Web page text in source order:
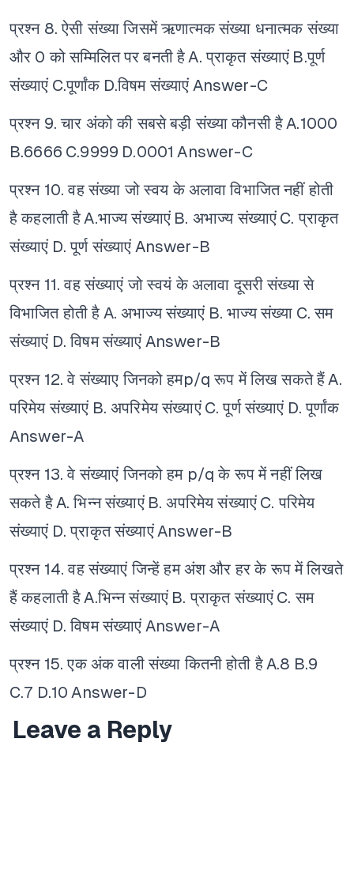
प्रश्न 8. ऐसी संख्या जिसमें ऋणात्मक संख्या धनात्मक संख्या
और 0 को सम्मिलित पर बनती है A. प्राकृत संख्याएं B.पूर्ण
संख्याएं C.पूर्णांक D.विषम संख्याएं Answer-C
प्रश्न 9. चार अंको की सबसे बड़ी संख्या कौनसी है A.1000
B.6666 C.9999 D.0001 Answer-C
प्रश्न 10. वह संख्या जो स्वय के अलावा विभाजित नहीं होती
है कहलाती है A.भाज्य संख्याएं B. अभाज्य संख्याएं C. प्राकृत
संख्याएं D. पूर्ण संख्याएं Answer-B
प्रश्न 11. वह संख्याएं जो स्वयं के अलावा दूसरी संख्या से
विभाजित होती है A. अभाज्य संख्याएं B. भाज्य संख्या C. सम
संख्याएं D. विषम संख्याएं Answer-B
प्रश्न 12. वे संख्याए जिनको हमp/q रूप में लिख सकते हैं A.
परिमेय संख्याएं B. अपरिमेय संख्याएं C. पूर्ण संख्याएं D. पूर्णांक
Answer-A
प्रश्न 13. वे संख्याएं जिनको हम p/q के रूप में नहीं लिख
सकते है A. भिन्न संख्याएं B. अपरिमेय संख्याएं C. परिमेय
संख्याएं D. प्राकृत संख्याएं Answer-B
प्रश्न 14. वह संख्याएं जिन्हें हम अंश और हर के रूप में लिखते
हैं कहलाती है A.भिन्न संख्याएं B. प्राकृत संख्याएं C. सम
संख्याएं D. विषम संख्याएं Answer-A
प्रश्न 15. एक अंक वाली संख्या कितनी होती है A.8 B.9
C.7 D.10 Answer-D
Leave a Reply